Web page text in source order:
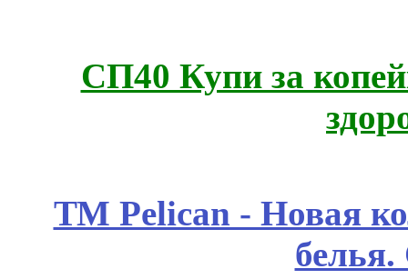
СП40 Купи за
ТМ Pelican - Новая